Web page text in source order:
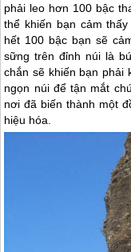
phải leo hơn 100 bậc
thể khiến bạn cảm
hết 100 bậc bạn sẽ
sững trên đỉnh núi là
chắn sẽ khiến bạn phải
ngọn núi để tận mắt
nơi đã biến thành một
hiệu hóa.